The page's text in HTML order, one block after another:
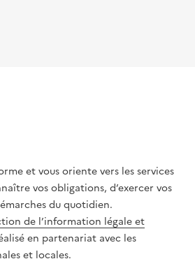
et vous oriente vers les services
vos obligations, d’exercer vos
du quotidien.
de l’information légale et
en partenariat avec les
et locales.